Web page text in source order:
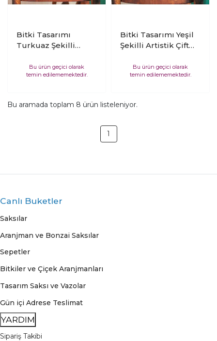
Bitki Tasarımı
Turkuaz Şekilli
Dış Mekan
Kullanımlı
Bonzailik Toprak
Bu ürün geçici olarak
temin edilememektedir.
Bitki Tasarımı Yeşil
Şekilli Artistik Çift
Kullanımlı
Kendinden Ayaklı
Terakota Saksı
Bu ürün geçici olarak
temin edilememektedir.
Bu aramada toplam 8 ürün listeleniyor.
1
Canlı Buketler
Saksılar
Aranjman ve Bonzai Saksılar
Sepetler
Bitkiler ve Çiçek Aranjmanları
Tasarım Saksı ve Vazolar
Gün içi Adrese Teslimat
YARDIM
Sipariş Takibi